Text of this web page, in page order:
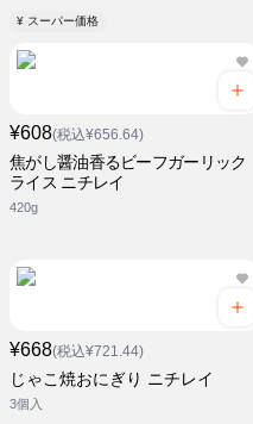
¥ スーパー価格
¥608(税込¥656.64)
焦がし醤油香るビーフガーリック
ライス ニチレイ
420g
¥668(税込¥721.44)
じゃこ焼おにぎり ニチレイ
3個入